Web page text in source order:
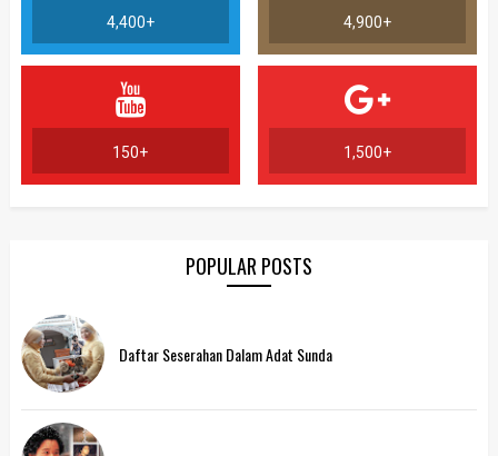
4,400+ 4,900+
150+ 1,500+
POPULAR POSTS
Daftar Seserahan Dalam Adat Sunda